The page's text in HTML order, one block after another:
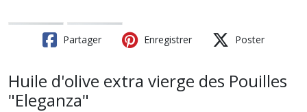
Partager Enregistrer Poster
Huile d'olive extra vierge des Pouilles
"Eleganza"